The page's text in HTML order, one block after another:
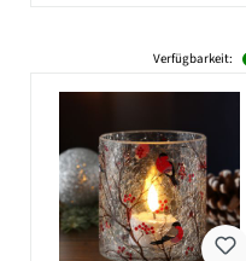
Verfügbarkeit: